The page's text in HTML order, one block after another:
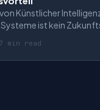
Künstlicher
ist kein
Wettbewerbsfaktor.
Operation Centers
7 min read